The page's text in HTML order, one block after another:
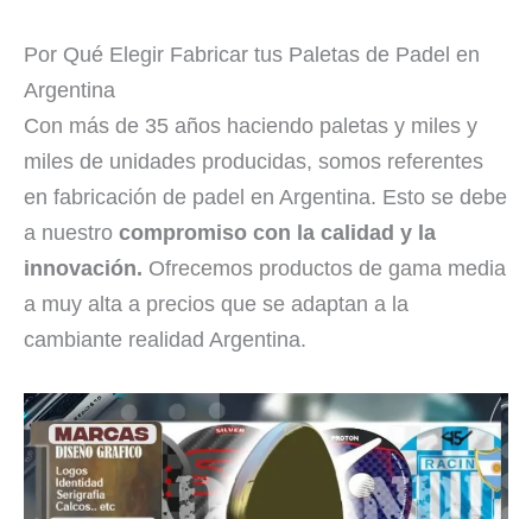
Por Qué Elegir Fabricar tus Paletas de Padel en
Argentina
Con más de 35 años haciendo paletas y miles y
miles de unidades producidas, somos referentes
en fabricación de padel en Argentina. Esto se debe
a nuestro compromiso con la calidad y la
innovación. Ofrecemos productos de gama media
a muy alta a precios que se adaptan a la
cambiante realidad Argentina.